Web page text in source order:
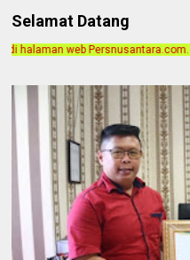
Selamat Datang
Kami merilis berita